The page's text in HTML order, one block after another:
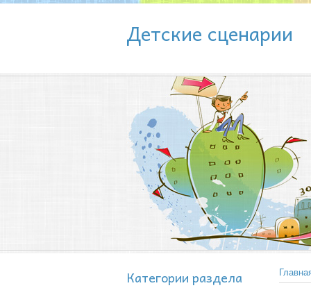
Детские сценарии
Категории раздела